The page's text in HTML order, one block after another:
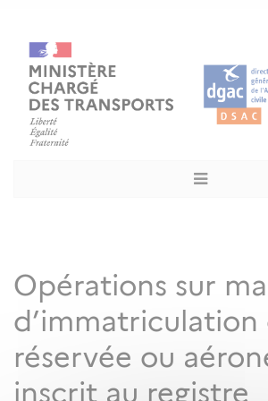
Opérations sur
d’immatriculation
réservée ou
inscrit au registre